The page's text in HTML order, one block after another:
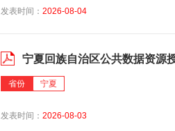
发表时间： 2026-08-04
宁夏回族自治区公共数据资源
省份 宁夏
发表时间： 2026-08-03